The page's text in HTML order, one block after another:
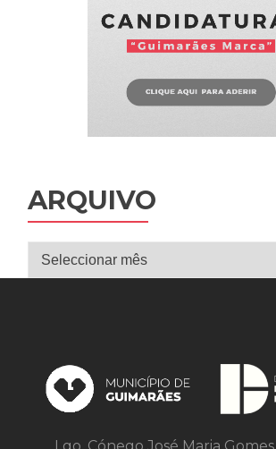
ARQUIVO
Arquivo
Lgo. Cónego José Maria